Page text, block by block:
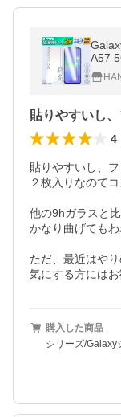
A57
5
4
貼りやすいし、
２枚入りなのて
他の9hガラスと
かなり曲げてもわ
ただ、最近はや
気にする方にはお
購入した商品
シリーズ/